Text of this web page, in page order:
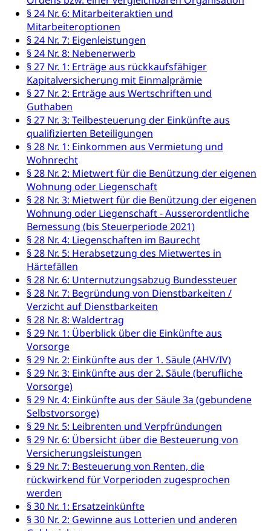
§ 24 Nr. 6: Mitarbeiteraktien und
Mitarbeiteroptionen
§ 24 Nr. 7: Eigenleistungen
§ 24 Nr. 8: Nebenerwerb
§ 27 Nr. 1: Erträge aus rückkaufsfähiger
Kapitalversicherung mit Einmalprämie
§ 27 Nr. 2: Erträge aus Wertschriften und
Guthaben
§ 27 Nr. 3: Teilbesteuerung der Einkünfte aus
qualifizierten Beteiligungen
§ 28 Nr. 1: Einkommen aus Vermietung und
Wohnrecht
§ 28 Nr. 2: Mietwert für die Benützung der eigenen
Wohnung oder Liegenschaft
§ 28 Nr. 3: Mietwert für die Benützung der eigenen
Wohnung oder Liegenschaft - Ausserordentliche
Bemessung (bis Steuerperiode 2021)
§ 28 Nr. 4: Liegenschaften im Baurecht
§ 28 Nr. 5: Herabsetzung des Mietwertes in
Härtefällen
§ 28 Nr. 6: Unternutzungsabzug Bundessteuer
§ 28 Nr. 7: Begründung von Dienstbarkeiten /
Verzicht auf Dienstbarkeiten
§ 28 Nr. 8: Waldertrag
§ 29 Nr. 1: Überblick über die Einkünfte aus
Vorsorge
§ 29 Nr. 2: Einkünfte aus der 1. Säule (AHV/IV)
§ 29 Nr. 3: Einkünfte aus der 2. Säule (berufliche
Vorsorge)
§ 29 Nr. 4: Einkünfte aus der Säule 3a (gebundene
Selbstvorsorge)
§ 29 Nr. 5: Leibrenten und Verpfründungen
§ 29 Nr. 6: Übersicht über die Besteuerung von
Versicherungsleistungen
§ 29 Nr. 7: Besteuerung von Renten, die
rückwirkend für Vorperioden zugesprochen
werden
§ 30 Nr. 1: Ersatzeinkünfte
§ 30 Nr. 2: Gewinne aus Lotterien und anderen
Obligatorische Krankenversicherung (WAS
Luzern)
Kranken- und Unfallversicherung
Lebensmittelhygiene, Produktesicherheit
Trinkwasser
Lebensmittel
Prävention
Gesundheitsvorsorge, Wellness, Unfallverhütung,
Suchtprävention, Alkoholprävention,
Tabakprävention, Primärprävention,
Sekundärprävention, Tertiärprävention
Darmkrebsvorsorge
Kantonales Tabakpräventionsprogramm
Prävention (Polizei)
Suchtprävention
Gesundheitsversorgung
Soziale Sicherheit
Sozialversicherungen, Sozialpolitik,
Arbeitslosenversicherung,
Mutterschaftsversicherung, Krankenversicherung,
Unfallversicherung, Invalidenversicherung,
Sozialhilfe
Kranken- und Unfallversicherung
(gruezi.lu.ch)
Krankenversicherung (WAS Luzern)
Existenzsicherung - Sozialhilfe
Soziales und Gesellschaft (Dienststelle)
Opferhilfe
Arbeitslosenversicherung (WAS Luzern)
Invalidenversicherung (WAS Luzern)
Soziale Sicherheit
Sucht und Drogen
Drogenabhängigkeit, Drogensucht,
Medikamentenabhängigkeit,
Arzneimittelabhängigkeit, Suchtkrankheit,
Drogenabhängige, Drogensüchtige,
Betäubungsmittel, Suchtmittel, Psychopharmaka
Fachstelle Sucht Region Luzern
Drogen (Polizei)
Gesundheitsversorgung
Gesundheitsversorgung, Spital, Pflegeinitiative,
Ambulant vor stationär, AVOS, Patientendossier
Gesundheitsversorgung
AHV / IV
Altersrente, Invalidenrente, Witwenrente,
Sozialversicherung, Vorsorgeeinrichtung,
Pensionskasse, erste Säule, zweite Säule, dritte
Säule, Hilflosenentschädigung,
Ergänzungsleistungen, Altersvorsorge,
Todesfallversicherung
Hilfslosenentschädigung (WAS Luzern)
AHV-Hinterlassenenrente (WAS Luzern)
AHV-Beiträge (WAS Luzern)
Informationsstelle AHV/IV
Behinderung
Körperbehinderung, körperliche Behinderung,
geistige Behinderung, psychische Behinderung,
Erwerbsunfähigkeit, Behinderte